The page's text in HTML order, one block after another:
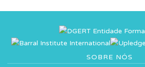
SOBRE NÓS